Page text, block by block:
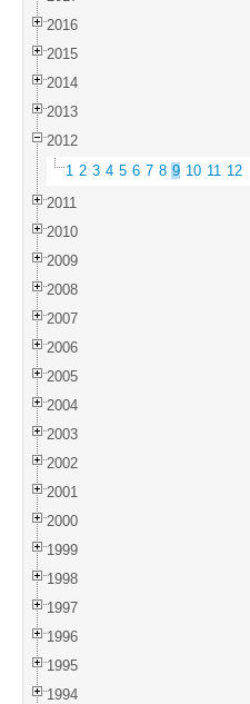
2016
2015
2014
2013
2012
1 2 3 4 5 6 7 8 9 10 11 12
2011
2010
2009
2008
2007
2006
2005
2004
2003
2002
2001
2000
1999
1998
1997
1996
1995
1994